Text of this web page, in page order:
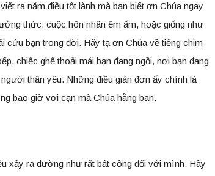
ra năm điều tốt lành mà bạn biết ơn Chúa ngay
thức, cuộc hôn nhân êm ấm, hoặc giống như
cứu bạn trong đời. Hãy tạ ơn Chúa về tiếng chim
chiếc ghế thoải mái bạn đang ngồi, nơi bạn đang
thân yêu. Những điều giản đơn ấy chính là
bao giờ vơi cạn mà Chúa hằng ban.
xảy ra dường như rất bất công đối với mình. Hãy